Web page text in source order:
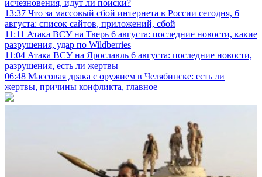
исчезновения, идут ли поиски?
13:37 Что за массовый сбой интернета в России сегодня, 6
августа: список сайтов, приложений, сбой
11:11 Атака ВСУ на Тверь 6 августа: последние новости, какие
разрушения, удар по Wildberries
11:04 Атака ВСУ на Ярославль 6 августа: последние новости,
разрушения, есть ли жертвы
06:48 Массовая драка с оружием в Челябинске: есть ли
жертвы, причины конфликта, главное